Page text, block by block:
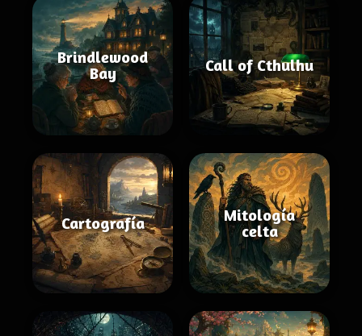
Brindlewood
Bay
Call of Cthulhu
Cartografía
Mitología
celta